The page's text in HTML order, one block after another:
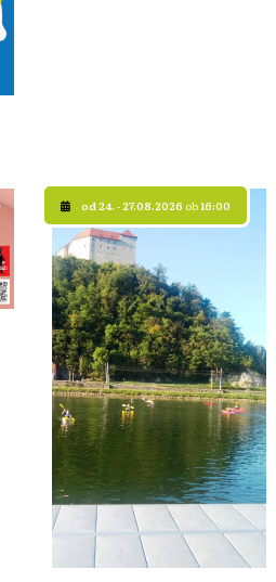
od 24. - 27.08.2026 ob16:00